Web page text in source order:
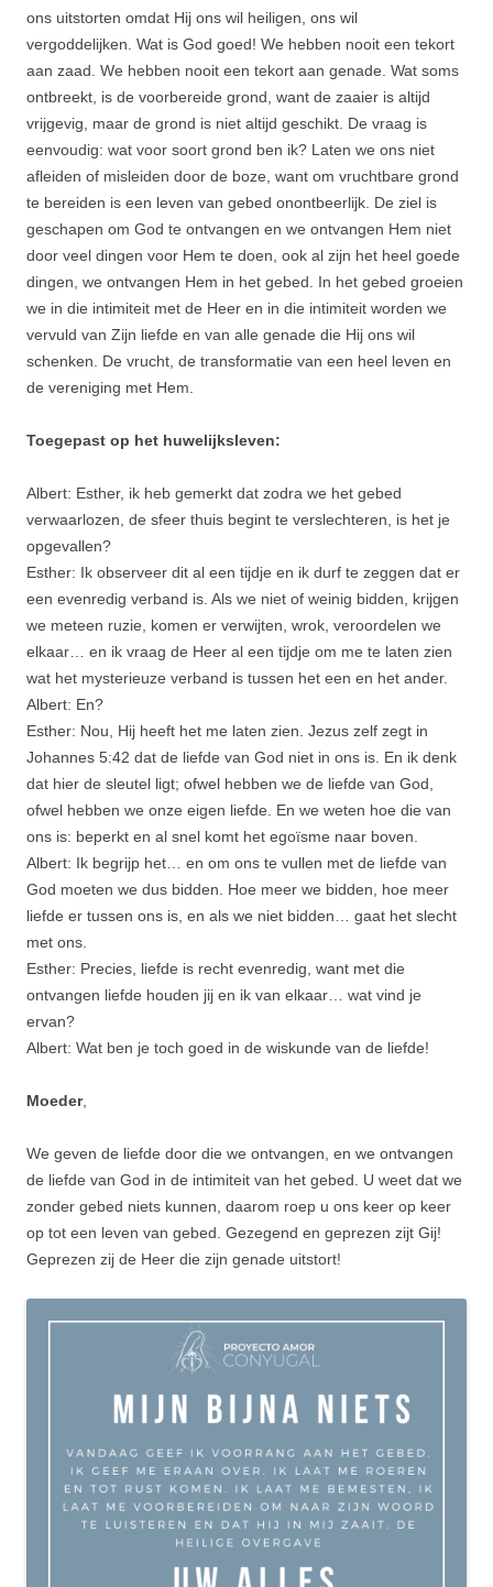
ons uitstorten omdat Hij ons wil heiligen, ons wil
vergoddelijken. Wat is God goed! We hebben nooit een tekort
aan zaad. We hebben nooit een tekort aan genade. Wat soms
ontbreekt, is de voorbereide grond, want de zaaier is altijd
vrijgevig, maar de grond is niet altijd geschikt. De vraag is
eenvoudig: wat voor soort grond ben ik? Laten we ons niet
afleiden of misleiden door de boze, want om vruchtbare grond
te bereiden is een leven van gebed onontbeerlijk. De ziel is
geschapen om God te ontvangen en we ontvangen Hem niet
door veel dingen voor Hem te doen, ook al zijn het heel goede
dingen, we ontvangen Hem in het gebed. In het gebed groeien
we in die intimiteit met de Heer en in die intimiteit worden we
vervuld van Zijn liefde en van alle genade die Hij ons wil
schenken. De vrucht, de transformatie van een heel leven en
de vereniging met Hem.
Toegepast op het huwelijksleven:
Albert: Esther, ik heb gemerkt dat zodra we het gebed
verwaarlozen, de sfeer thuis begint te verslechteren, is het je
opgevallen?
Esther: Ik observeer dit al een tijdje en ik durf te zeggen dat er
een evenredig verband is. Als we niet of weinig bidden, krijgen
we meteen ruzie, komen er verwijten, wrok, veroordelen we
elkaar… en ik vraag de Heer al een tijdje om me te laten zien
wat het mysterieuze verband is tussen het een en het ander.
Albert: En?
Esther: Nou, Hij heeft het me laten zien. Jezus zelf zegt in
Johannes 5:42 dat de liefde van God niet in ons is. En ik denk
dat hier de sleutel ligt; ofwel hebben we de liefde van God,
ofwel hebben we onze eigen liefde. En we weten hoe die van
ons is: beperkt en al snel komt het egoïsme naar boven.
Albert: Ik begrijp het… en om ons te vullen met de liefde van
God moeten we dus bidden. Hoe meer we bidden, hoe meer
liefde er tussen ons is, en als we niet bidden… gaat het slecht
met ons.
Esther: Precies, liefde is recht evenredig, want met die
ontvangen liefde houden jij en ik van elkaar… wat vind je
ervan?
Albert: Wat ben je toch goed in de wiskunde van de liefde!
Moeder,
We geven de liefde door die we ontvangen, en we ontvangen
de liefde van God in de intimiteit van het gebed. U weet dat we
zonder gebed niets kunnen, daarom roep u ons keer op keer
op tot een leven van gebed. Gezegend en geprezen zijt Gij!
Geprezen zij de Heer die zijn genade uitstort!